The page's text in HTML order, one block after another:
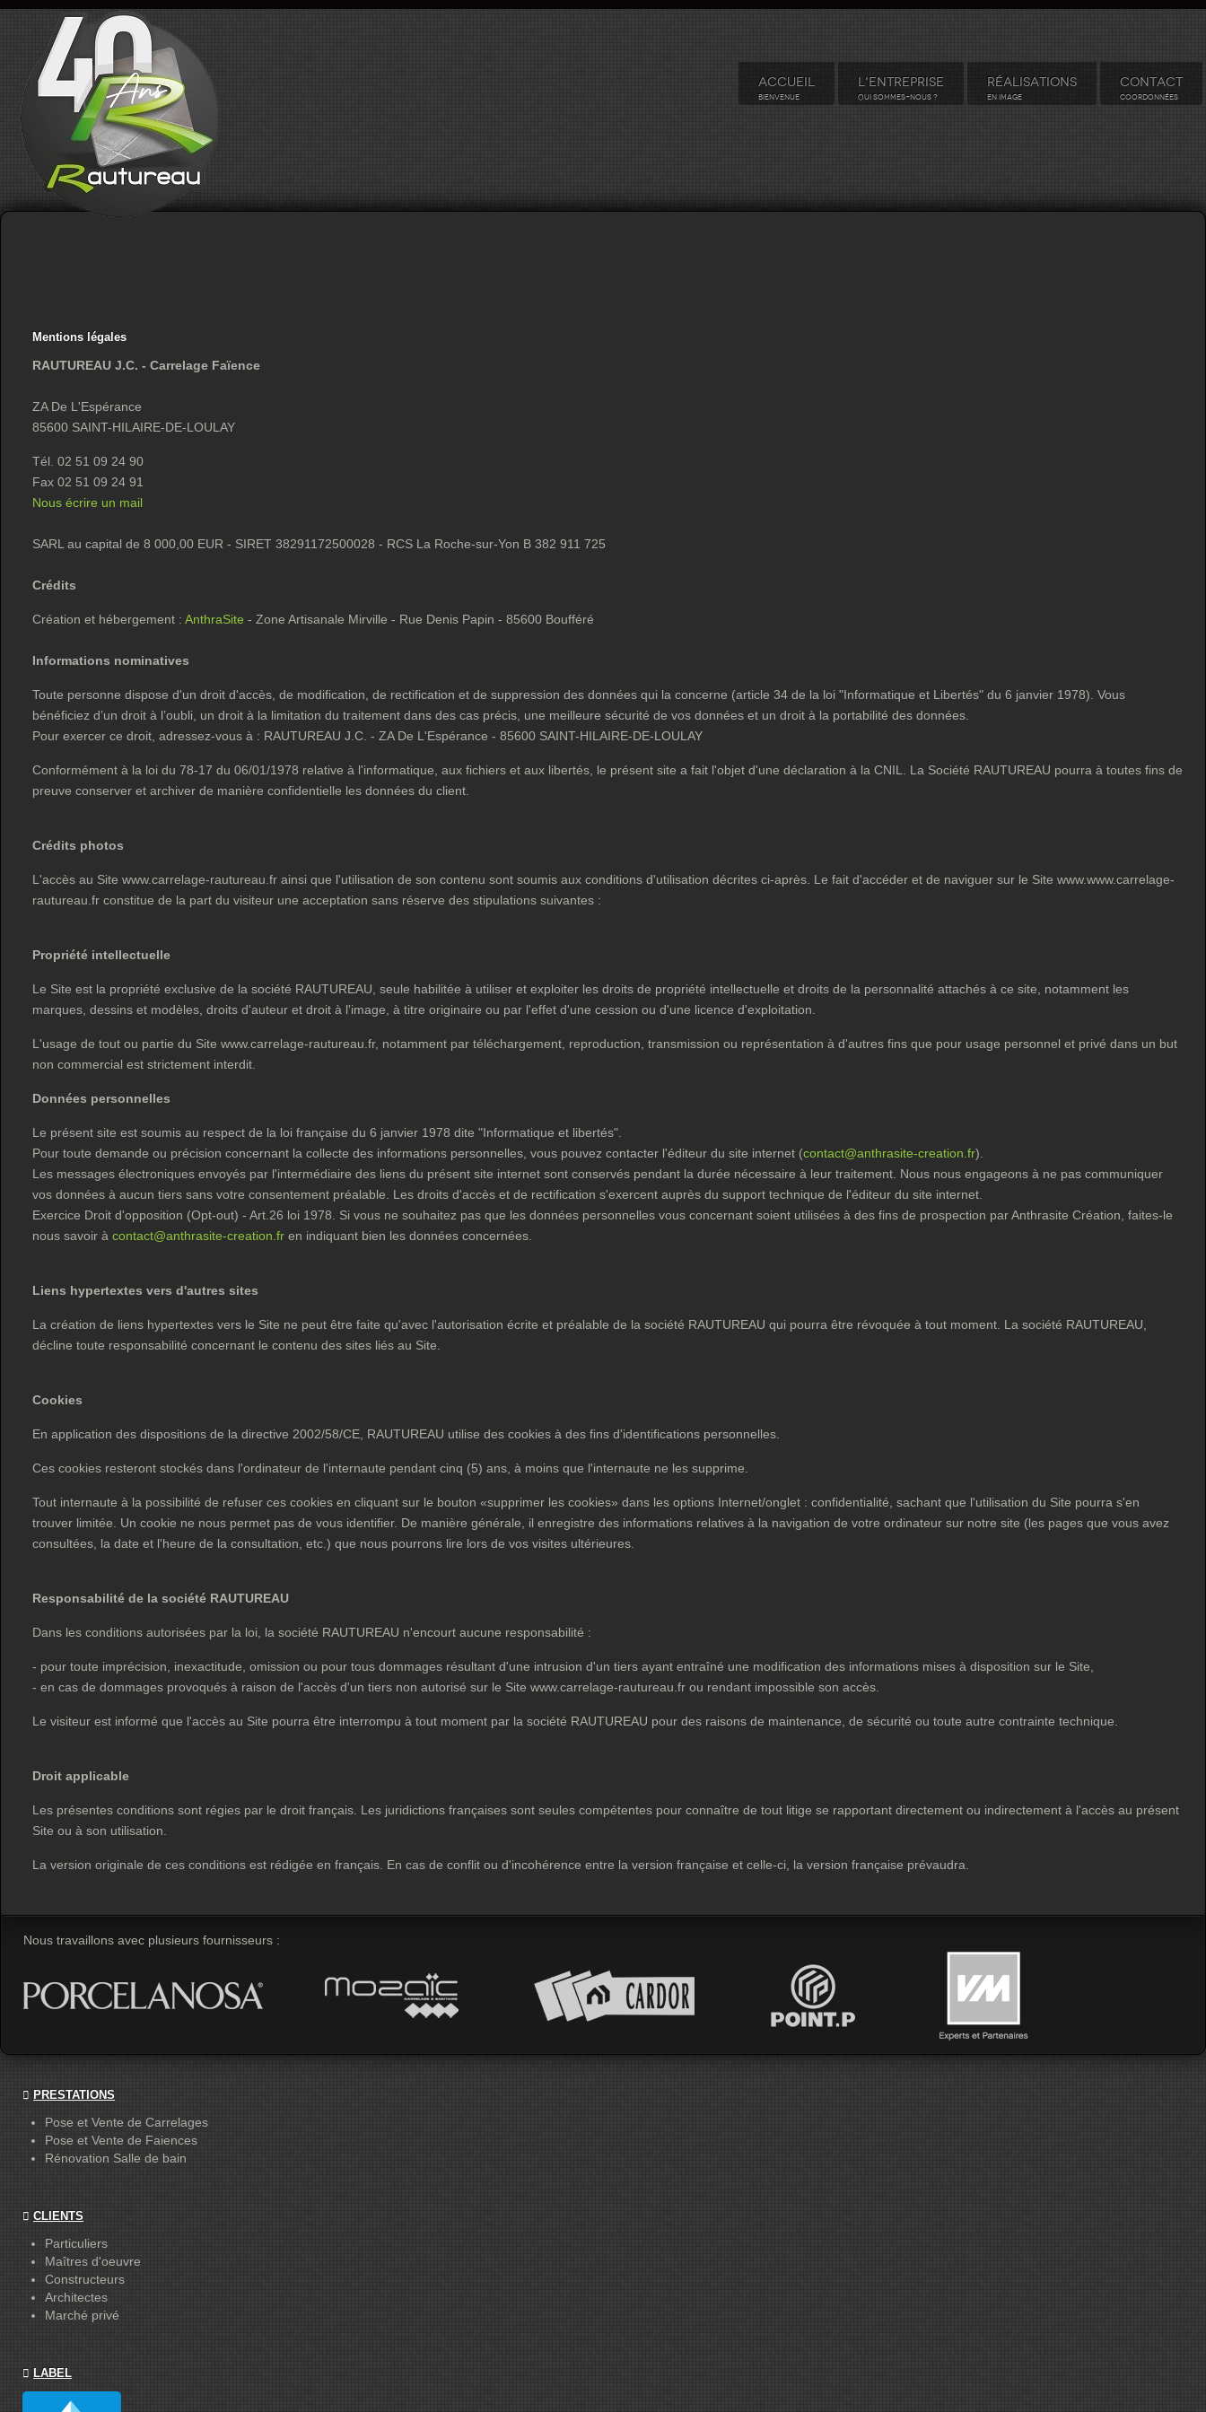
ACCUEIL
BIENVENUE
L'ENTREPRISE
QUI SOMMES-NOUS ?
RÉALISATIONS
EN IMAGE
CONTACT
COORDONNÉES
Mentions légales
RAUTUREAU J.C. - Carrelage Faïence
ZA De L'Espérance
85600 SAINT-HILAIRE-DE-LOULAY
Tél. 02 51 09 24 90
Fax 02 51 09 24 91
Nous écrire un mail
SARL au capital de 8 000,00 EUR - SIRET 38291172500028 - RCS La Roche-sur-Yon B 382 911 725
Crédits
Création et hébergement : AnthraSite - Zone Artisanale Mirville - Rue Denis Papin - 85600 Boufféré
Informations nominatives
Toute personne dispose d'un droit d'accès, de modification, de rectification et de suppression des données qui la concerne (article 34 de la loi "Informatique et Libertés" du 6 janvier 1978). Vous
bénéficiez d’un droit à l’oubli, un droit à la limitation du traitement dans des cas précis, une meilleure sécurité de vos données et un droit à la portabilité des données.
Pour exercer ce droit, adressez-vous à : RAUTUREAU J.C. - ZA De L'Espérance - 85600 SAINT-HILAIRE-DE-LOULAY
Conformément à la loi du 78-17 du 06/01/1978 relative à l'informatique, aux fichiers et aux libertés, le présent site a fait l'objet d'une déclaration à la CNIL. La Société RAUTUREAU pourra à toutes fins de
preuve conserver et archiver de manière confidentielle les données du client.
Crédits photos
L'accès au Site www.carrelage-rautureau.fr ainsi que l'utilisation de son contenu sont soumis aux conditions d'utilisation décrites ci-après. Le fait d'accéder et de naviguer sur le Site www.www.carrelage-
rautureau.fr constitue de la part du visiteur une acceptation sans réserve des stipulations suivantes :
Propriété intellectuelle
Le Site est la propriété exclusive de la société RAUTUREAU, seule habilitée à utiliser et exploiter les droits de propriété intellectuelle et droits de la personnalité attachés à ce site, notamment les
marques, dessins et modèles, droits d'auteur et droit à l'image, à titre originaire ou par l'effet d'une cession ou d'une licence d'exploitation.
L'usage de tout ou partie du Site www.carrelage-rautureau.fr, notamment par téléchargement, reproduction, transmission ou représentation à d'autres fins que pour usage personnel et privé dans un but
non commercial est strictement interdit.
Données personnelles
Le présent site est soumis au respect de la loi française du 6 janvier 1978 dite "Informatique et libertés".
Pour toute demande ou précision concernant la collecte des informations personnelles, vous pouvez contacter l'éditeur du site internet (contact@anthrasite-creation.fr).
Les messages électroniques envoyés par l'intermédiaire des liens du présent site internet sont conservés pendant la durée nécessaire à leur traitement. Nous nous engageons à ne pas communiquer
vos données à aucun tiers sans votre consentement préalable. Les droits d'accès et de rectification s'exercent auprès du support technique de l'éditeur du site internet.
Exercice Droit d'opposition (Opt-out) - Art.26 loi 1978. Si vous ne souhaitez pas que les données personnelles vous concernant soient utilisées à des fins de prospection par Anthrasite Création, faites-le
nous savoir à contact@anthrasite-creation.fr en indiquant bien les données concernées.
Liens hypertextes vers d'autres sites
La création de liens hypertextes vers le Site ne peut être faite qu'avec l'autorisation écrite et préalable de la société RAUTUREAU qui pourra être révoquée à tout moment. La société RAUTUREAU,
décline toute responsabilité concernant le contenu des sites liés au Site.
Cookies
En application des dispositions de la directive 2002/58/CE, RAUTUREAU utilise des cookies à des fins d'identifications personnelles.
Ces cookies resteront stockés dans l'ordinateur de l'internaute pendant cinq (5) ans, à moins que l'internaute ne les supprime.
Tout internaute à la possibilité de refuser ces cookies en cliquant sur le bouton «supprimer les cookies» dans les options Internet/onglet : confidentialité, sachant que l'utilisation du Site pourra s'en
trouver limitée. Un cookie ne nous permet pas de vous identifier. De manière générale, il enregistre des informations relatives à la navigation de votre ordinateur sur notre site (les pages que vous avez
consultées, la date et l'heure de la consultation, etc.) que nous pourrons lire lors de vos visites ultérieures.
Responsabilité de la société RAUTUREAU
Dans les conditions autorisées par la loi, la société RAUTUREAU n'encourt aucune responsabilité :
- pour toute imprécision, inexactitude, omission ou pour tous dommages résultant d'une intrusion d'un tiers ayant entraîné une modification des informations mises à disposition sur le Site,
- en cas de dommages provoqués à raison de l'accès d'un tiers non autorisé sur le Site www.carrelage-rautureau.fr ou rendant impossible son accès.
Le visiteur est informé que l'accès au Site pourra être interrompu à tout moment par la société RAUTUREAU pour des raisons de maintenance, de sécurité ou toute autre contrainte technique.
Droit applicable
Les présentes conditions sont régies par le droit français. Les juridictions françaises sont seules compétentes pour connaître de tout litige se rapportant directement ou indirectement à l'accès au présent
Site ou à son utilisation.
La version originale de ces conditions est rédigée en français. En cas de conflit ou d'incohérence entre la version française et celle-ci, la version française prévaudra.
Nous travaillons avec plusieurs fournisseurs :
PRESTATIONS
Pose et Vente de Carrelages
Pose et Vente de Faiences
Rénovation Salle de bain
CLIENTS
Particuliers
Maîtres d'oeuvre
Constructeurs
Architectes
Marché privé
LABEL